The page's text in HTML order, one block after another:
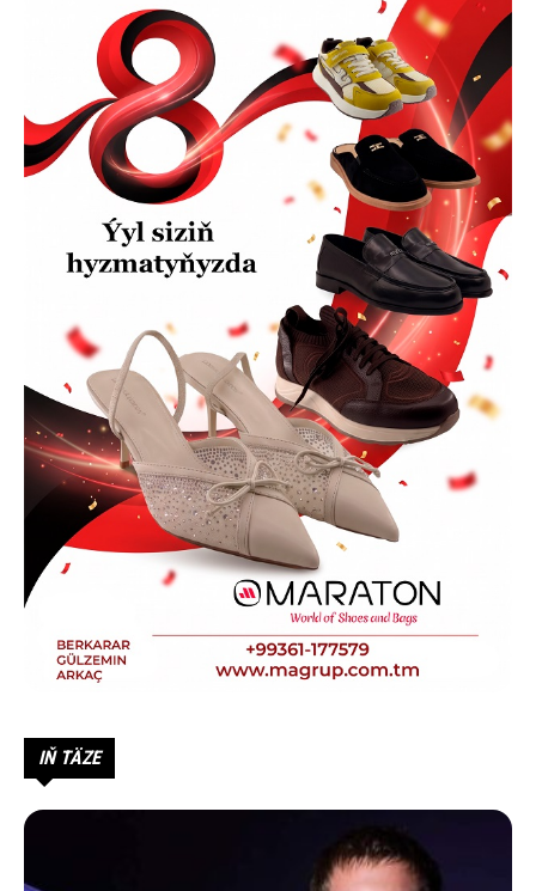
IŇ TÄZE